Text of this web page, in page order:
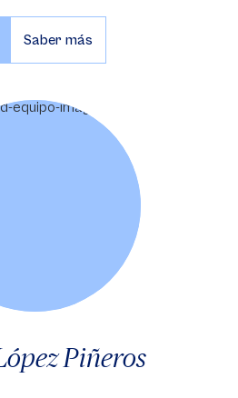
Saber más
Piñeros